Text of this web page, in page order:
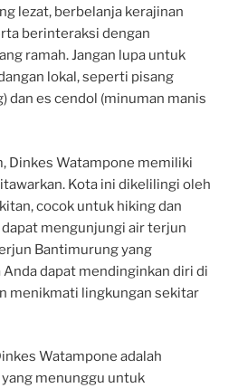
lezat, berbelanja kerajinan
berinteraksi dengan
ramah. Jangan lupa untuk
lokal, seperti pisang
dan es cendol (minuman manis
Dinkes Watampone memiliki
Kota ini dikelilingi oleh
cocok untuk hiking dan
mengunjungi air terjun
Bantimurung yang
Anda dapat mendinginkan diri di
menikmati lingkungan sekitar
Watampone adalah
menunggu untuk